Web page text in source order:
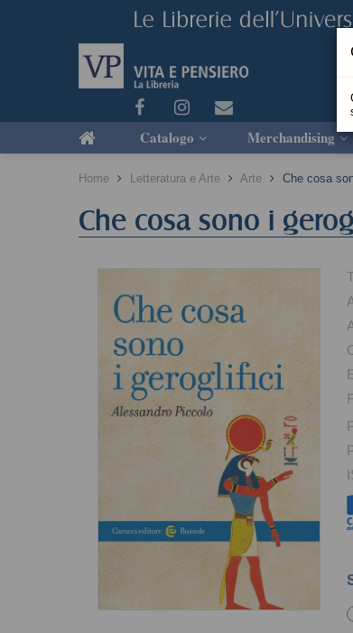
Catalogo Merchandising
Home Letteratura e Arte Arte Che cosa
Che cosa sono i